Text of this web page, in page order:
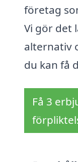
företag
Vi gör det
alternativ
du kan få
Få 3